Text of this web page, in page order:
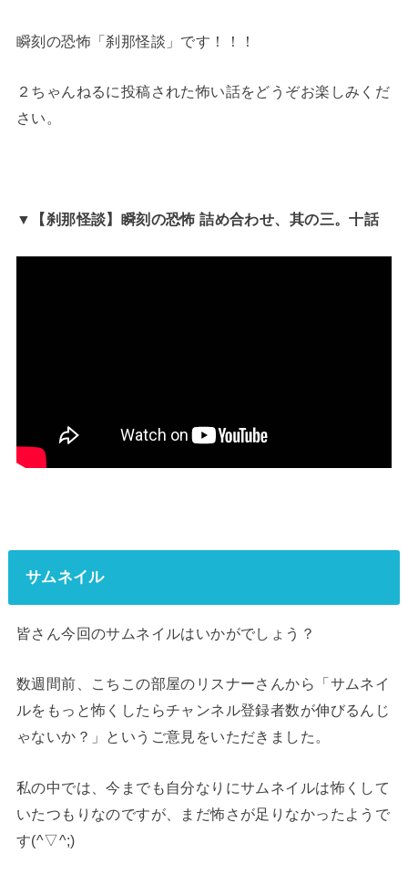
瞬刻の恐怖「刹那怪談」です！！！
２ちゃんねるに投稿された怖い話をどうぞお楽しみくだ
さい。
▼【刹那怪談】瞬刻の恐怖 詰め合わせ、其の三。十話
サムネイル
皆さん今回のサムネイルはいかがでしょう？
数週間前、こちこの部屋のリスナーさんから「サムネイ
ルをもっと怖くしたらチャンネル登録者数が伸びるんじ
ゃないか？」というご意見をいただきました。
私の中では、今までも自分なりにサムネイルは怖くして
いたつもりなのですが、まだ怖さが足りなかったようで
す(^▽^;)